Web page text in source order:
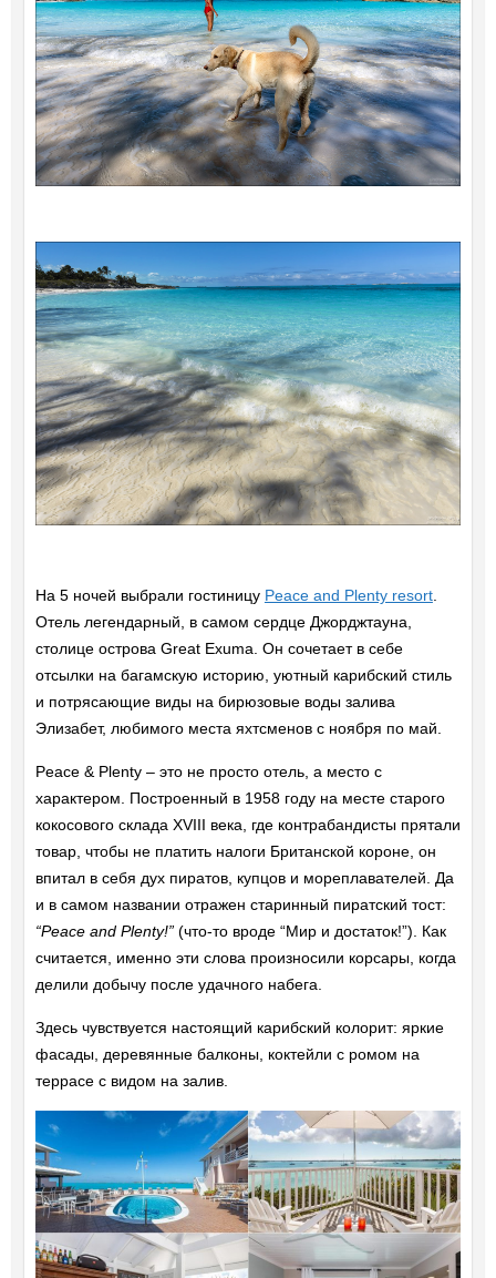
На 5 ночей выбрали гостиницу Peace and Plenty resort.
Отель легендарный, в самом сердце Джорджтауна,
столице острова Great Exuma. Он сочетает в себе
отсылки на багамскую историю, уютный карибский стиль
и потрясающие виды на бирюзовые воды залива
Элизабет, любимого места яхтсменов с ноября по май.
Peace & Plenty – это не просто отель, а место с
характером. Построенный в 1958 году на месте старого
кокосового склада XVIII века, где контрабандисты прятали
товар, чтобы не платить налоги Британской короне, он
впитал в себя дух пиратов, купцов и мореплавателей. Да
и в самом названии отражен старинный пиратский тост:
“Peace and Plenty!”(что-то вроде “Мир и достаток!”). Как
считается, именно эти слова произносили корсары, когда
делили добычу после удачного набега.
Здесь чувствуется настоящий карибский колорит: яркие
фасады, деревянные балконы, коктейли с ромом на
террасе с видом на залив.